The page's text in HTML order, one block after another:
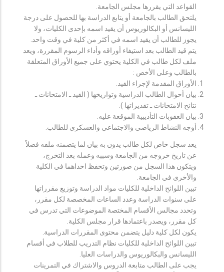
القواعد التي يقررها مجلس الجامعة.
يلتحق الطالب بالجامعة أو يتابع الدراسة بها للحصول على درجة
الليسانس أو البكالوريوس أن يقيد اسمه بإحدى الكليات، ولا
يجوز للطالب أن يقيد اسمه في أكثر من كلية في وقت واحد.
يتم قيد الطالب بعد استيفاء أوراقه وأداء الرسوم المقررة، ويعد
ملف لكل طالب في الكلية يحتوي على جميع الأوراق المتعلقة
بالطالب وعلى الأخص :
الأوراق المقدمة لإجراء القيد.
بيان أحوال الطالب الدراسية وتواريخها ( القيد ـ الامتحانات ـ
نتائح الامتحانات ـ تقديراتها ).
بيان العقوبات التأديبية الموقعة عليه.
أوجه النشاط الرياضي والاجتماعي والعسكري للطالب.
يعد سجل خاص لكل طالب يدون به بيان لما يتضمنه ملفه فضلاً
عن تاريخ خروجه من الجامعة وسببه وعمله بعد التخرج،
ويتكون هذا السجل من صورتين وتحفظ احداهما في الكلية
والأخرى في الجامعة.
تبين اللوائح الداخلية للكليات مواد الدراسة وتوزيع مقرراتها
على سنوات الدراسة وعدد الساعات المخصصة لكل مقرر،
وتحدد مجالس الأقسام المختصة الموضوعات التي تدرس في
كل مقرر، ويصدر باعتمادها قرار مجلس الكلية.
يكون لكل كلية دليل يتضمن محتوى المقررات الدراسية.
تبين اللوائح الداخلية للكليات نظام التدريب للطلاب في أقسام
الليسانس والبكالوريوس والدراسات العليا.
يجب على الطالب متابعة الدروس والاشتراك في التمرينات